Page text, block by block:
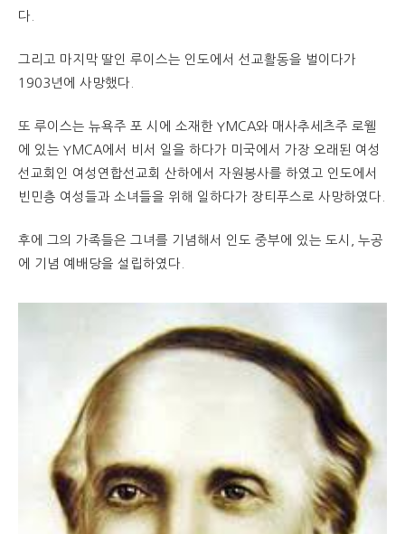
다.
그리고 마지막 딸인 루이스는 인도에서 선교활동을 벌이다가
1903년에 사망했다.
또 루이스는 뉴욕주 포 시에 소재한 YMCA와 매사추세츠주 로웰
에 있는 YMCA에서 비서 일을 하다가 미국에서 가장 오래된 여성
선교회인 여성연합선교회 산하에서 자원봉사를 하였고 인도에서
빈민층 여성들과 소녀들을 위해 일하다가 장티푸스로 사망하였다.
후에 그의 가족들은 그녀를 기념해서 인도 중부에 있는 도시, 누공
에 기념 예배당을 설립하였다.